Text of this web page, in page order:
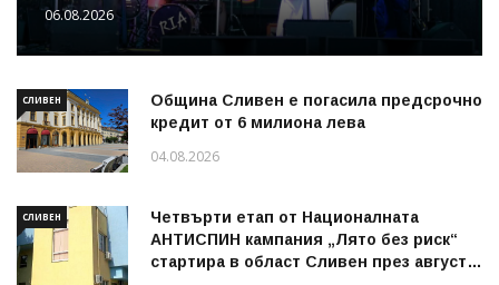
06.08.2026
СЛИВЕН
Община Сливен е погасила предсрочно
кредит от 6 милиона лева
04.08.2026
СЛИВЕН
Четвърти етап от Националната
АНТИСПИН кампания „Лято без риск“
стартира в област Сливен през август